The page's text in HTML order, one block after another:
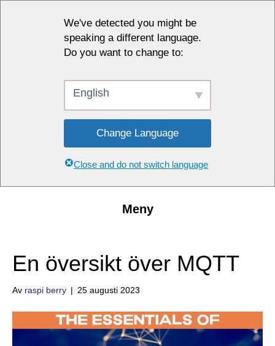
We've detected you might be
speaking a different language.
Do you want to change to:
English
Change Language
Close and do not switch language
Meny
En översikt över MQTT
Av raspi berry | 25 augusti 2023